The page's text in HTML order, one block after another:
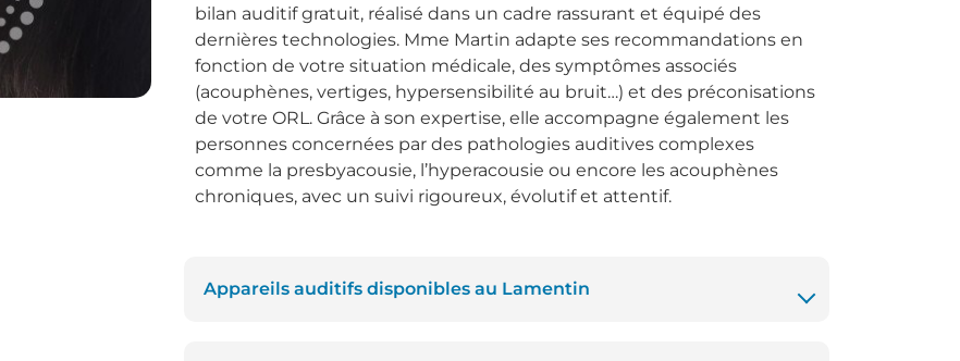
bilan auditif gratuit, réalisé dans un cadre rassurant et équipé des
dernières technologies. Mme Martin adapte ses recommandations en
fonction de votre situation médicale, des symptômes associés
(acouphènes, vertiges, hypersensibilité au bruit…) et des préconisations
de votre ORL. Grâce à son expertise, elle accompagne également les
personnes concernées par des pathologies auditives complexes
comme la presbyacousie, l’hyperacousie ou encore les acouphènes
chroniques, avec un suivi rigoureux, évolutif et attentif.
Appareils auditifs disponibles au Lamentin